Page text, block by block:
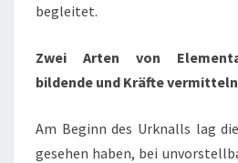
begleitet.
Zwei Arten von
bildende und Kräfte
Am Beginn des Urknalls lag
gesehen haben, bei